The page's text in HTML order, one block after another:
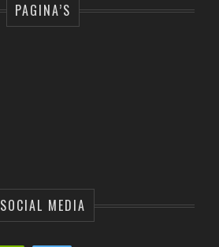
PAGINA’S
SOCIAL MEDIA